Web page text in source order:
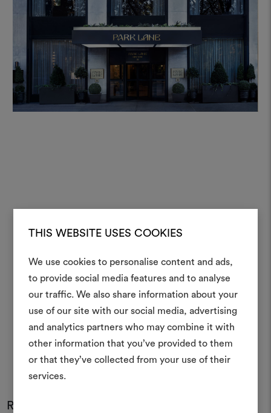
THIS WEBSITE USES COOKIES
We use cookies to personalise content and ads,
to provide social media features and to analyse
our traffic. We also share information about your
use of our site with our social media, advertising
and analytics partners who may combine it with
other information that you’ve provided to them
or that they’ve collected from your use of their
services.
Rimani sempre aggiornato sul mondo DEDAR
Crea
Uno strumento interattivo
e condividere le tue idee,